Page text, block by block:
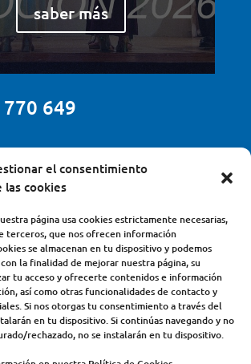
el consentimiento
las cookies
página usa cookies estrictamente necesarias,
terceros, que nos ofrecen información
se almacenan en tu dispositivo y podemos
la finalidad de mejorar nuestra página, su
tu acceso y ofrecerte contenidos e información
así como otras funcionalidades de contacto y
Si nos otorgas tu consentimiento a través del
en tu dispositivo. Si continúas navegando y no
rechazado, no se instalarán en tu dispositivo.
saber más
649
Sagrado Corazón
León, s/n – 34200 – Venta de Baños
979770649